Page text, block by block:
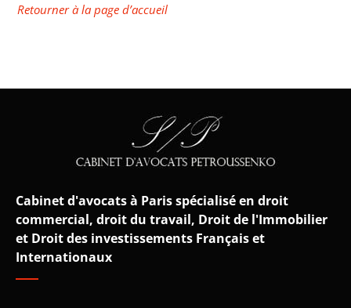
Retourner à la page d’accueil
Cabinet d'avocats à Paris spécialisé en droit
commercial, droit du travail, Droit de l'Immobilier
et Droit des investissements Français et
Internationaux